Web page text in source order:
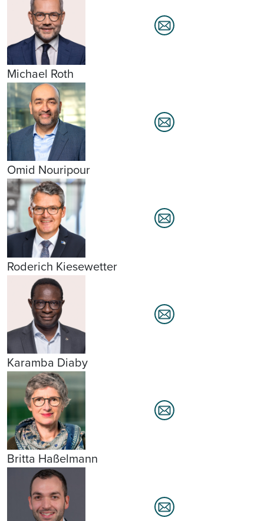
Michael Roth
Omid Nouripour
Roderich Kiesewetter
Karamba Diaby
Britta Haßelmann